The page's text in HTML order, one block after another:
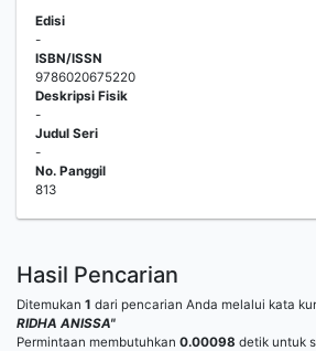
Edisi
-
ISBN/ISSN
9786020675220
Deskripsi Fisik
-
Judul Seri
-
No. Panggil
813
Hasil Pencarian
Ditemukan 1 dari pencarian Anda melalui kata
RIDHA ANISSA"
Permintaan membutuhkan 0.00098 detik untuk